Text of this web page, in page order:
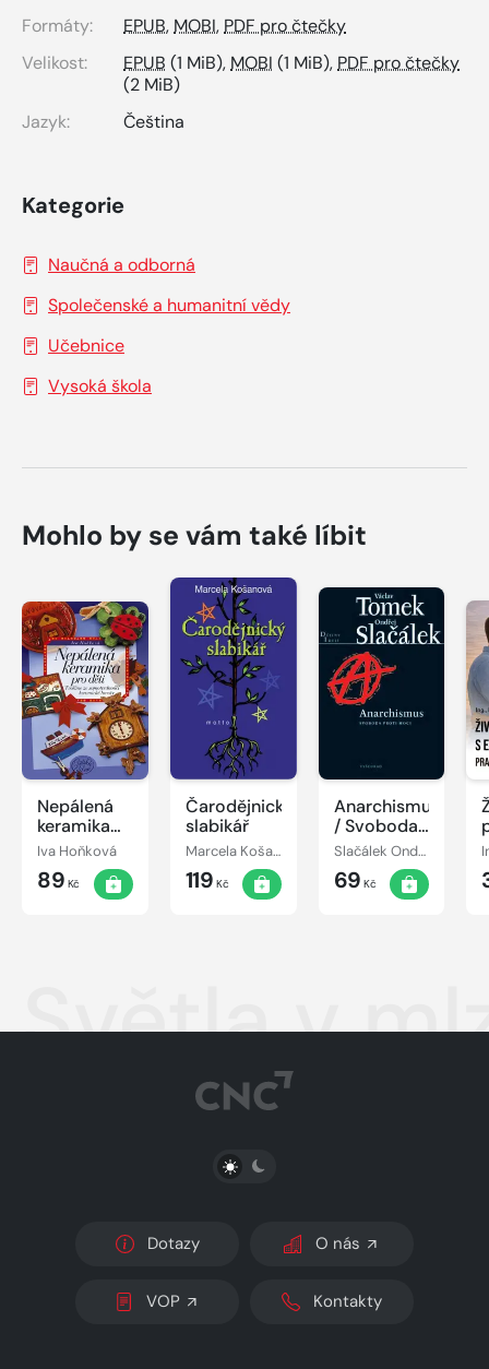
Formáty: EPUB,MOBI,PDF pro čtečky
Velikost:
EPUB (1 MiB),MOBI (1 MiB),PDF pro čtečky
(2 MiB)
Jazyk:
Čeština
Kategorie
Naučná a odborná
Společenské a humanitní vědy
Učebnice
Vysoká škola
Mohlo by se vám také líbit
Nepálená
keramika
pro děti
Iva Hoňková
89 Kč
Čarodějnický
slabikář
Marcela Košanová
119 Kč
Anarchismus
/ Svoboda
proti mociSlačálek Ondřej Tomek Václav,
69 Kč
Světla v
PŘEPNOUT SVĚTLÝ/TMAVÝ REŽIM
Dotazy O nás
VOP Kontakty